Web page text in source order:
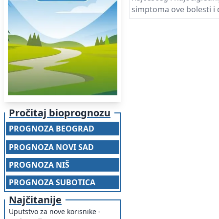
simptoma ove bolesti i
nedovoljno, kako
Pročitaj bioprognozu
PROGNOZA BEOGRAD
PROGNOZA NOVI SAD
PROGNOZA NIŠ
PROGNOZA SUBOTICA
Najčitanije
Uputstvo za nove korisnike -